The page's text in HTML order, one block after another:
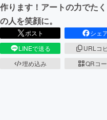
作ります！アートの力でた
の人を笑顔に。
ポスト
シェ
LINEで送る
URLコ
埋め込み
QRコ